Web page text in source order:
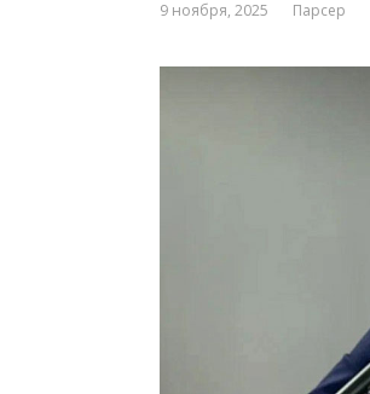
9 ноября, 2025 Парсер